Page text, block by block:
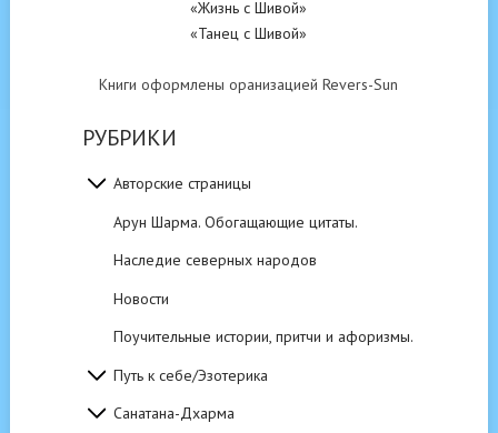
«Жизнь с Шивой»
«Танец с Шивой»
Книги оформлены оранизацией Revers-Sun
РУБРИКИ
Авторские страницы
Арун Шарма. Обогащающие цитаты.
Наследие северных народов
Новости
Поучительные истории, притчи и афоризмы.
Путь к себе/Эзотерика
Санатана-Дхарма